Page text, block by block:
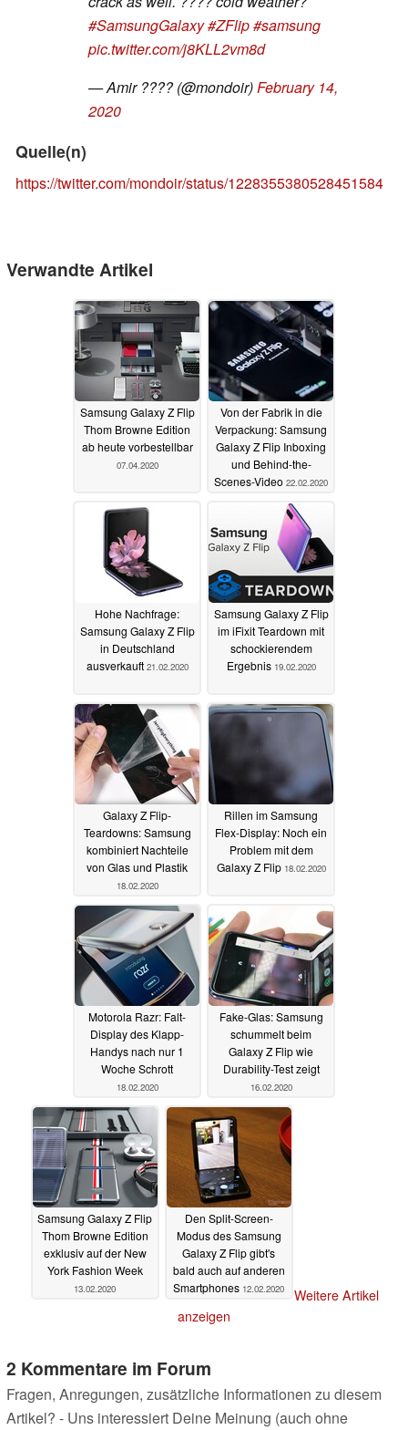
#SamsungGalaxy#ZFlip#samsung
pic.twitter.com/j8KLL2vm8d
— Amir ???? (@mondoir)February 14,
2020
Quelle(n)
https://twitter.com/mondoir/status/1228355380528451584
Verwandte Artikel
Samsung Galaxy Z Flip
Thom Browne Edition
ab heute vorbestellbar
07.04.2020
Von der Fabrik in die
Verpackung: Samsung
Galaxy Z Flip Inboxing
und Behind-the-
Scenes-Video 22.02.2020
Hohe Nachfrage:
Samsung Galaxy Z Flip
in Deutschland
ausverkauft 21.02.2020
Samsung Galaxy Z Flip
im iFixit Teardown mit
schockierendem
Ergebnis 19.02.2020
Galaxy Z Flip-
Teardowns: Samsung
kombiniert Nachteile
von Glas und Plastik
18.02.2020
Rillen im Samsung
Flex-Display: Noch ein
Problem mit dem
Galaxy Z Flip 18.02.2020
Motorola Razr: Falt-
Display des Klapp-
Handys nach nur 1
Woche Schrott
18.02.2020
Fake-Glas: Samsung
schummelt beim
Galaxy Z Flip wie
Durability-Test zeigt
16.02.2020
Samsung Galaxy Z Flip
Thom Browne Edition
exklusiv auf der New
York Fashion Week
13.02.2020
Den Split-Screen-
Modus des Samsung
Galaxy Z Flip gibt's
bald auch auf anderen
Smartphones 12.02.2020
Weitere Artikel
anzeigen
2 Kommentare im Forum
Fragen, Anregungen, zusätzliche Informationen zu diesem
Artikel? - Uns interessiert Deine Meinung (auch ohne